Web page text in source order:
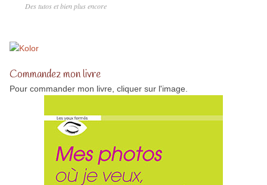
Des tutos et bien plus encore
Commandez mon livre
Pour commander mon livre, cliquer sur l'image.